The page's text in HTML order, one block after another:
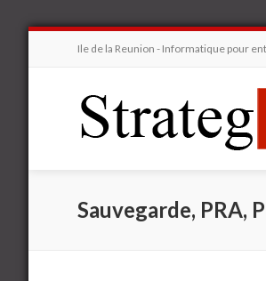
Ile de la Reunion - Informatique pour
Sauvegarde, PRA,